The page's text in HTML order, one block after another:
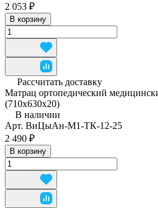
2 053 ₽
В корзину
Рассчитать доставку
Матрац ортопедический
(710x630x20)
В наличии
Арт. ВиЦыАн-М1-ТК-12-25
2 490 ₽
В корзину